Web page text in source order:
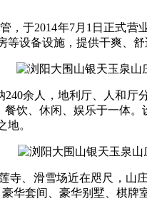
于2014年7月1日正式营
设备设施，提供干爽、舒
余人，地利厅、人和
饮、休闲、娱乐于一体
。
、滑雪场近在咫尺，
华套间、豪华别墅、棋牌